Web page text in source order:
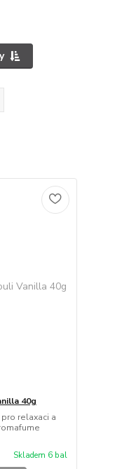
40g
relaxaci a
Skladem 6 bal